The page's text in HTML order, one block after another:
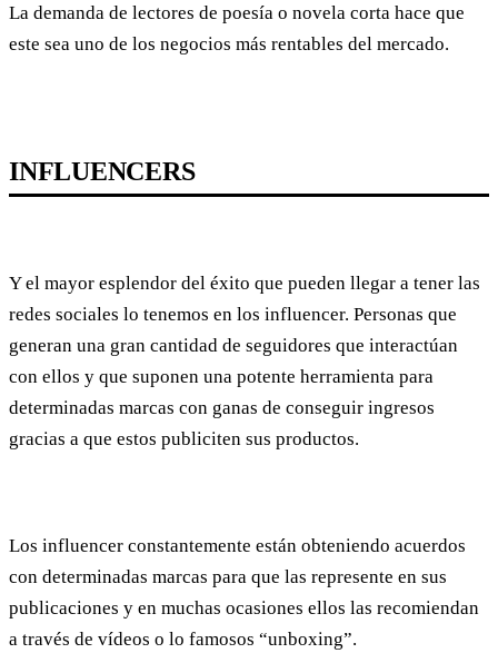
La demanda de lectores de poesía o novela corta hace que
este sea uno de los negocios más rentables del mercado.
INFLUENCERS
Y el mayor esplendor del éxito que pueden llegar a tener las
redes sociales lo tenemos en los influencer. Personas que
generan una gran cantidad de seguidores que interactúan
con ellos y que suponen una potente herramienta para
determinadas marcas con ganas de conseguir ingresos
gracias a que estos publiciten sus productos.
Los influencer constantemente están obteniendo acuerdos
con determinadas marcas para que las represente en sus
publicaciones y en muchas ocasiones ellos las recomiendan
a través de vídeos o lo famosos “unboxing”.